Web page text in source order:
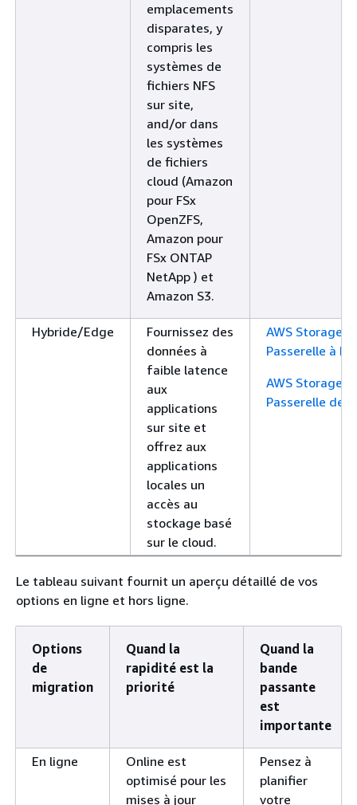
emplacements
disparates, y
compris les
systèmes de
fichiers NFS
sur site,
and/or dans
les systèmes
de fichiers
cloud (Amazon
pour FSx
OpenZFS,
Amazon pour
FSx ONTAP
NetApp ) et
Amazon S3.
Hybride/Edge
Fournissez des
données à
faible latence
aux
applications
sur site et
offrez aux
applications
locales un
accès au
stockage basé
sur le cloud.
AWS Storage
Passerelle à
AWS Storage
Passerelle de
Le tableau suivant fournit un aperçu détaillé de vos
options en ligne et hors ligne.
Options
de
migration
Quand la
rapidité est la
priorité
Quand la
bande
passante
est
importante
En ligne
Online est
optimisé pour les
mises à jour
Pensez à
planifier
votre